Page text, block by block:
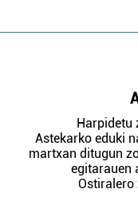
Harpidetu
Astekarko eduki
martxan ditugun
egitarauen
Ostiralero